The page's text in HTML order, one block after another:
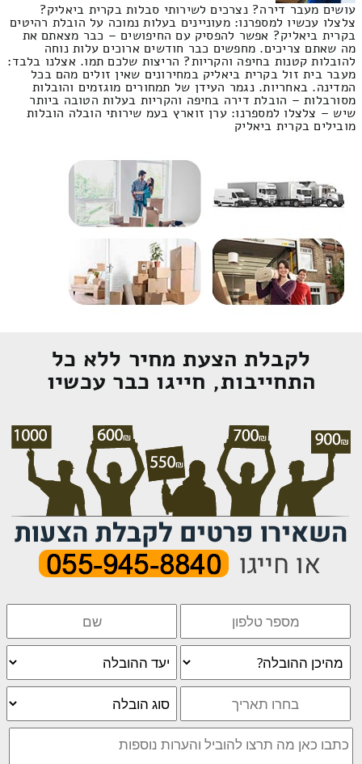
עושים מעבר דירה? נצרכים לשירותי סבלות בקרית ביאליק?
צלצלו עכשיו למספרנו: מעוניינים בעלות נמוכה על הובלת רהיטים
בקרית ביאליק? אפשר להפסיק עם החיפושים – כבר מצאתם את
מה שאתם צריכים. מחפשים כבר חודשים ארוכים עלות נוחה
להובלות קטנות בחיפה והקריות? הריצות שלכם תמו. אצלנו בלבד:
מעבר בית זול בקרית ביאליק במחירונים שאין זולים מהם בכל
המדינה. באחריות. נגמר העידן של תמחורים מוגזמים והובלות
מסורבלות – הובלת דירה בחיפה והקריות בעלות הטובה ביותר
שיש – צלצלו למספרנו: ערן זוארץ בעמ שירותי הובלה הובלות
מובילים בקרית ביאליק
לקבלת הצעת מחיר ללא כל
התחייבות, חייגו כבר עכשיו